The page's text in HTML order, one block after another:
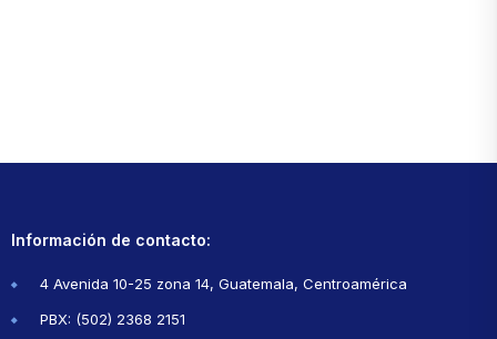
Información de contacto:
4 Avenida 10-25 zona 14, Guatemala, Centroamérica
PBX: (502) 2368 2151